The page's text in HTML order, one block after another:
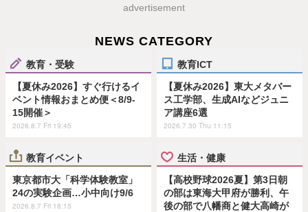
advertisement
NEWS CATEGORY
教育・受験
【夏休み2026】すぐ行けるイ
ベント情報おまとめ便＜8/9-
15開催＞
2026.8.7 Fri 19:45
教育ICT
【夏休み2026】東大メタバー
ス工学部、生成AIなどジュニ
ア講座6選
2026.7.30 Thu 11:15
教育イベント
東京都市大「科学体験教室」
24の実験企画…小中向け9/6
2026.8.7 Fri 18:15
生活・健康
【高校野球2026夏】第3日朝
の部は東海大甲府が勝利、午
後の部で八幡商と健大高崎が